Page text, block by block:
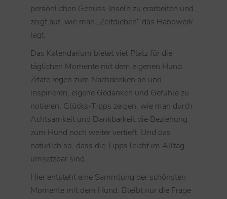
persönlichen Genuss-Inseln zu erarbeiten und
zeigt auf, wie man „Zeitdieben“ das Handwerk
legt.
Das Kalendarium bietet viel Platz für die
täglichen Momente mit dem eigenen Hund.
Zitate regen zum Nachdenken an und
inspirieren, eigene Gedanken und Gefühle zu
notieren. Glücks-Tipps zeigen, wie man durch
Achtsamkeit und Dankbarkeit die Beziehung
zum Hund noch weiter vertieft. Und das
natürlich so, dass die Tipps leicht im Alltag
umsetzbar sind.
Hier entsteht eine Sammlung der schönsten
Momente mit dem Hund. Bleibt nur die Frage